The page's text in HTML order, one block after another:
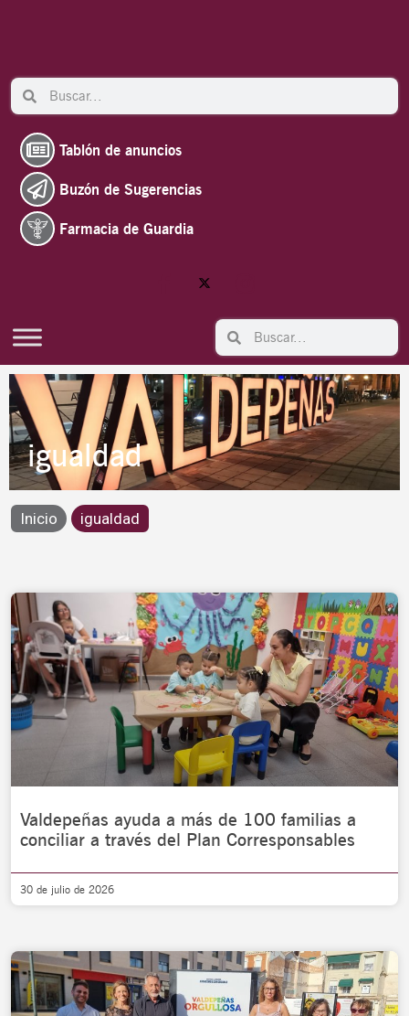
Search Search
Tablón de anuncios
Buzón de Sugerencias
Farmacia de Guardia
Search Search
igualdad
Inicio igualdad
Valdepeñas ayuda a más de 100 familias a
conciliar a través del Plan Corresponsables
30 de julio de 2026